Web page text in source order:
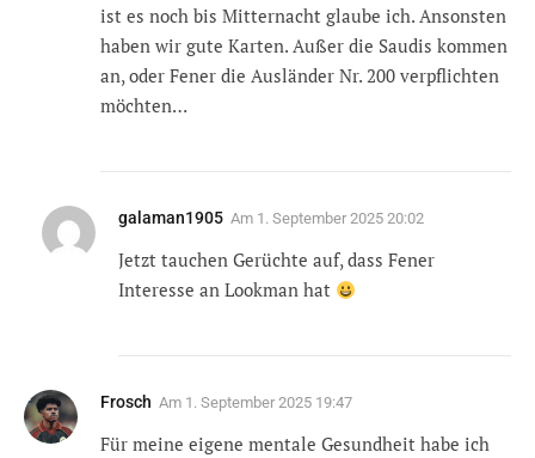
ist es noch bis Mitternacht glaube ich. Ansonsten
haben wir gute Karten. Außer die Saudis kommen
an, oder Fener die Ausländer Nr. 200 verpflichten
möchten…
galaman1905 Am 1. September 2025 20:02
Jetzt tauchen Gerüchte auf, dass Fener
Interesse an Lookman hat
Frosch Am 1. September 2025 19:47
Für meine eigene mentale Gesundheit habe ich